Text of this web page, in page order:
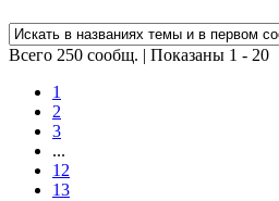
Всего 250 сообщ. | Показаны 1 - 20
1
2
3
...
12
13